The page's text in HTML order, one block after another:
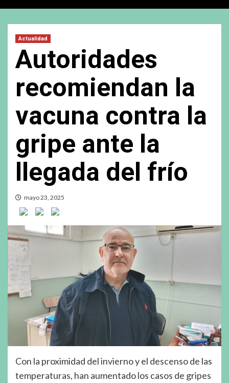
Actualidad
Autoridades
recomiendan la
vacuna contra la
gripe ante la
llegada del frío
mayo 23, 2025
Con la proximidad del invierno y el descenso de las
temperaturas, han aumentado los casos de gripes